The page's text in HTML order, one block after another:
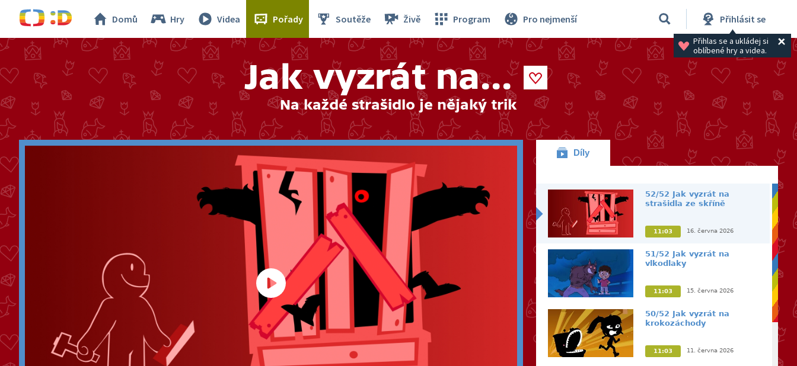
Domů Hry Videa Pořady Soutěže Živě Program Pro nejmenší Přihlásit se
Přihlas se a ukládej si
oblíbené hry a videa.
Jak vyzrát na...
Na každé strašidlo je nějaký trik
Díly
52/52 Jak vyzrát na
strašidla ze skříně
11:03 16. června 2026
51/52 Jak vyzrát na
vlkodlaky
11:03 15. června 2026
50/52 Jak vyzrát na
krokozáchody
11:03 11. června 2026